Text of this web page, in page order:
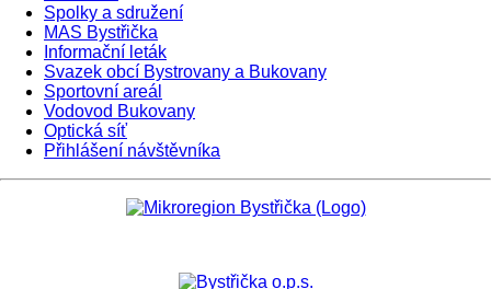
Spolky a sdružení
MAS Bystřička
Informační leták
Svazek obcí Bystrovany a Bukovany
Sportovní areál
Vodovod Bukovany
Optická síť
Přihlášení návštěvníka